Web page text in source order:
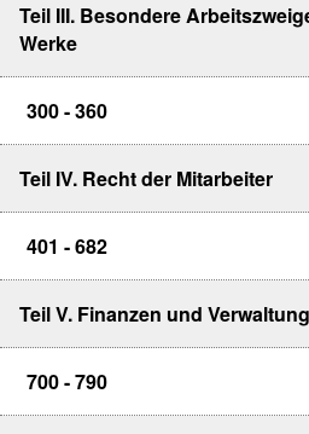
Teil III. Besondere
Werke
300 - 360
Teil IV. Recht der Mitarbeiter
401 - 682
Teil V. Finanzen und Verwaltung
700 - 790